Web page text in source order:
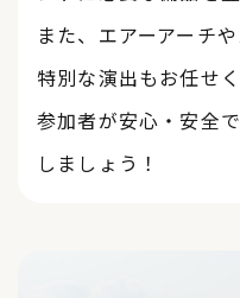
また、エアーアーチ
特別な演出もお任せく
参加者が安心・安全
しましょう！